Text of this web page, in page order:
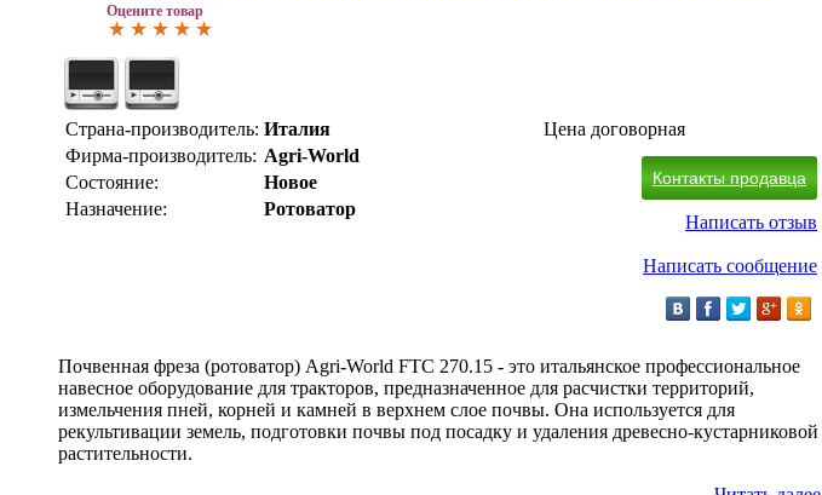
Оцените товар
Страна-производитель: Италия
Фирма-производитель: Agri-World
Состояние:
Новое
Назначение:
Ротоватор
Цена договорная
Контакты продавца
Написать отзыв
Написать сообщение
Почвенная фреза (ротоватор) Agri-World FTC 270.15 - это итальянское профессиональное
навесное оборудование для тракторов, предназначенное для расчистки территорий,
измельчения пней, корней и камней в верхнем слое почвы. Она используется для
рекультивации земель, подготовки почвы под посадку и удаления древесно-кустарниковой
растительности.